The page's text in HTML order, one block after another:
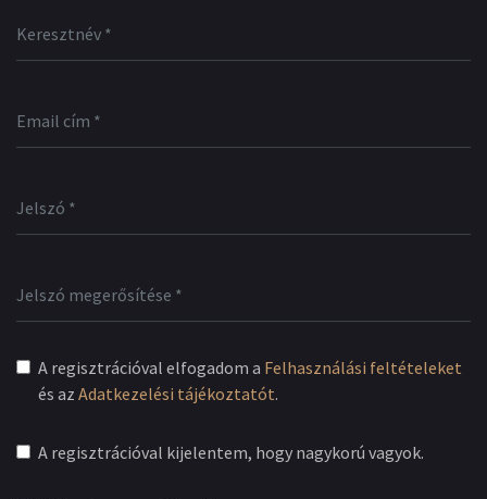
A regisztrációval elfogadom a Felhasználási feltételeket
és az Adatkezelési tájékoztatót.
A regisztrációval kijelentem, hogy nagykorú vagyok.